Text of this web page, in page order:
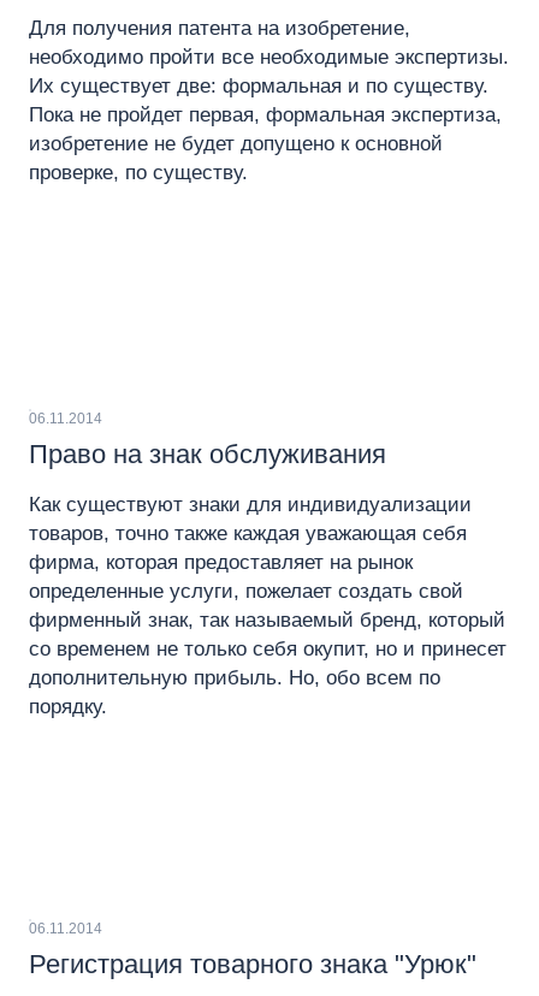
Для получения патента на изобретение,
необходимо пройти все необходимые экспертизы.
Их существует две: формальная и по существу.
Пока не пройдет первая, формальная экспертиза,
изобретение не будет допущено к основной
проверке, по существу.
06.11.2014
Право на знак обслуживания
Как существуют знаки для индивидуализации
товаров, точно также каждая уважающая себя
фирма, которая предоставляет на рынок
определенные услуги, пожелает создать свой
фирменный знак, так называемый бренд, который
со временем не только себя окупит, но и принесет
дополнительную прибыль. Но, обо всем по
порядку.
06.11.2014
Регистрация товарного знака "Урюк"